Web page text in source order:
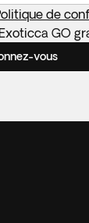
de
GO
vous